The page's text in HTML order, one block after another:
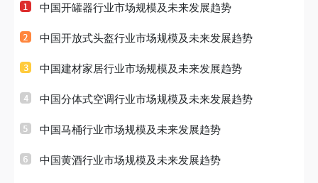
中国开罐器行业市场规模及未来发展趋势
中国开放式头盔行业市场规模及未来发展趋势
中国建材家居行业市场规模及未来发展趋势
中国分体式空调行业市场规模及未来发展趋势
中国马桶行业市场规模及未来发展趋势
中国黄酒行业市场规模及未来发展趋势